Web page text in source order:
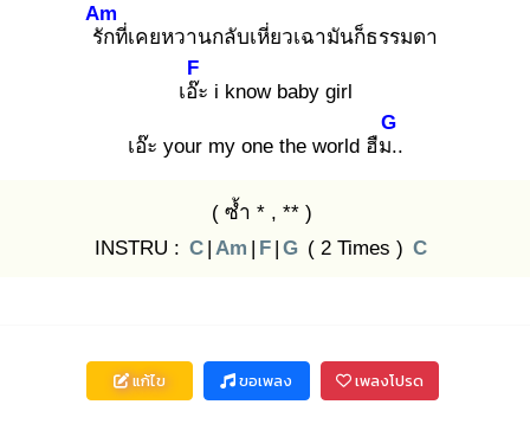
รัก
Am
ที่เคยหวานกลับเหี่ยวเฉามันก็ธรรมดา
เอ๊ะ
F
i know baby girl
เอ๊ะ your my one the world ฮืม..
G
( ซ้ำ * , ** )
INSTRU : C | Am | F | G ( 2 Times ) C
แก้ไข ขอเพลง เพลงโปรด